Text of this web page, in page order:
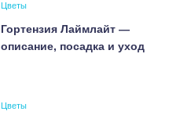
Цветы
Гортензия Лаймлайт —
описание, посадка и уход
Цветы